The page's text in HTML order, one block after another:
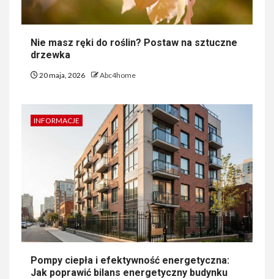
Nie masz ręki do roślin? Postaw na sztuczne
drzewka
20 maja, 2026 Abc4home
INFORMACJE
Pompy ciepła i efektywność energetyczna:
Jak poprawić bilans energetyczny budynku